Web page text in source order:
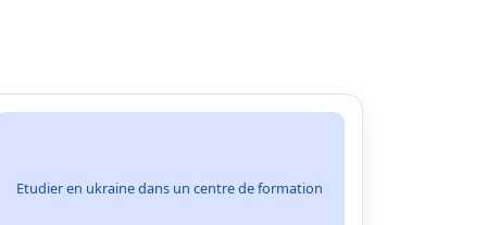
Etudier en ukraine dans un centre de formation